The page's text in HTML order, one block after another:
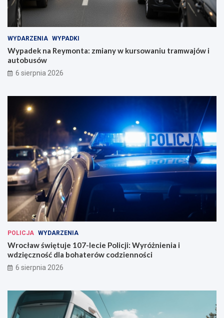
WYDARZENIA WYPADKI
Wypadek na Reymonta: zmiany w kursowaniu tramwajów i
autobusów
6 sierpnia 2026
POLICJA WYDARZENIA
Wrocław świętuje 107-lecie Policji: Wyróżnienia i
wdzięczność dla bohaterów codzienności
6 sierpnia 2026